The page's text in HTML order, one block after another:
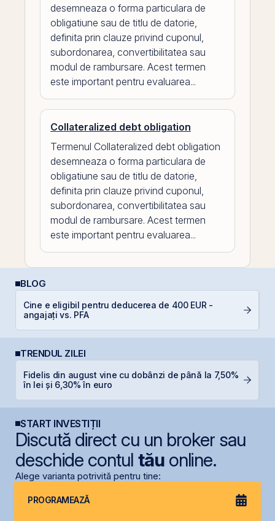
desemneaza o forma particulara de
obligatiune sau de titlu de datorie,
definita prin clauze privind cuponul,
subordonarea, convertibilitatea sau
modul de rambursare. Acest termen
este important pentru evaluarea...
Collateralized debt obligation
Termenul Collateralized debt obligation
desemneaza o forma particulara de
obligatiune sau de titlu de datorie,
definita prin clauze privind cuponul,
subordonarea, convertibilitatea sau
modul de rambursare. Acest termen
este important pentru evaluarea...
BLOG
Cine e eligibil pentru deducerea de 400 EUR -
angajați vs. PFA
TRENDUL ZILEI
Fidelis din august vine cu dobânzi de până la 7,50%
în lei și 6,30% în euro
START INVESTIȚII
Discută direct cu un broker sau
deschide contul tăuonline.
Alege varianta potrivită pentru tine:
PROGRAMEAZĂ